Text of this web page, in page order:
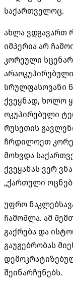
საქართველოც.
ახლა ვდგავართ
იმპერია არ
კორეული
სრულფასოვანი
ქვეყნად, ხოლო
ოკუპირებული
რუსეთის
ჩრდილოეთ
მოხვდა
ქვეყანას ვერ
„ქართული
უფრო
ჩამოშლა. ამ
გაქრება და
გაუგებრობას
შეინარჩუნებს.